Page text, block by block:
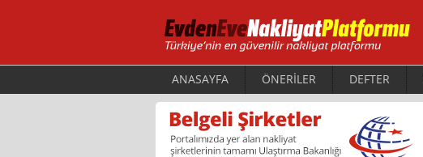
ANASAYFA ÖNERİLER DEFTER